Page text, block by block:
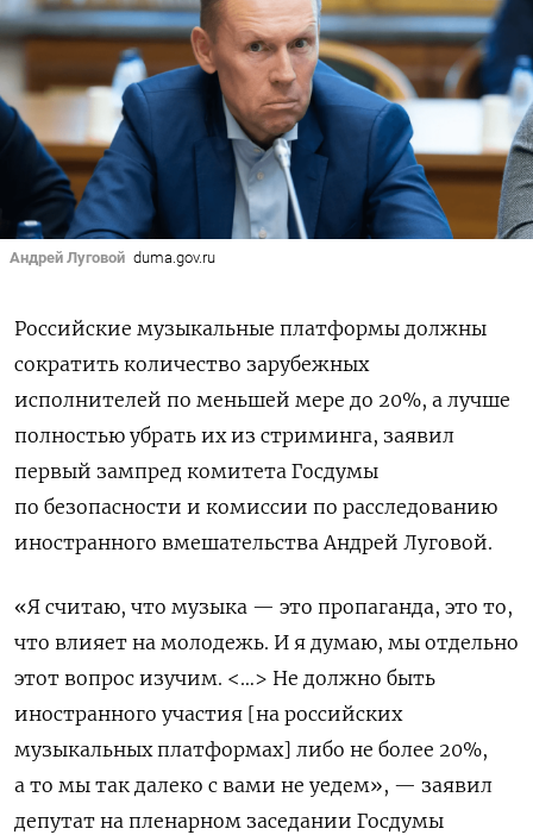
Андрей Луговой duma.gov.ru
Российские музыкальные платформы должны
сократить количество зарубежных
исполнителей по меньшей мере до 20%, а лучше
полностью убрать их из стриминга, заявил
первый зампред комитета Госдумы
по безопасности и комиссии по расследованию
иностранного вмешательства Андрей Луговой.
«Я считаю, что музыка — это пропаганда, это то,
что влияет на молодежь. И я думаю, мы отдельно
этот вопрос изучим. <…> Не должно быть
иностранного участия [на российских
музыкальных платформах] либо не более 20%,
а то мы так далеко с вами не уедем», — заявил
депутат на пленарном заседании Госдумы